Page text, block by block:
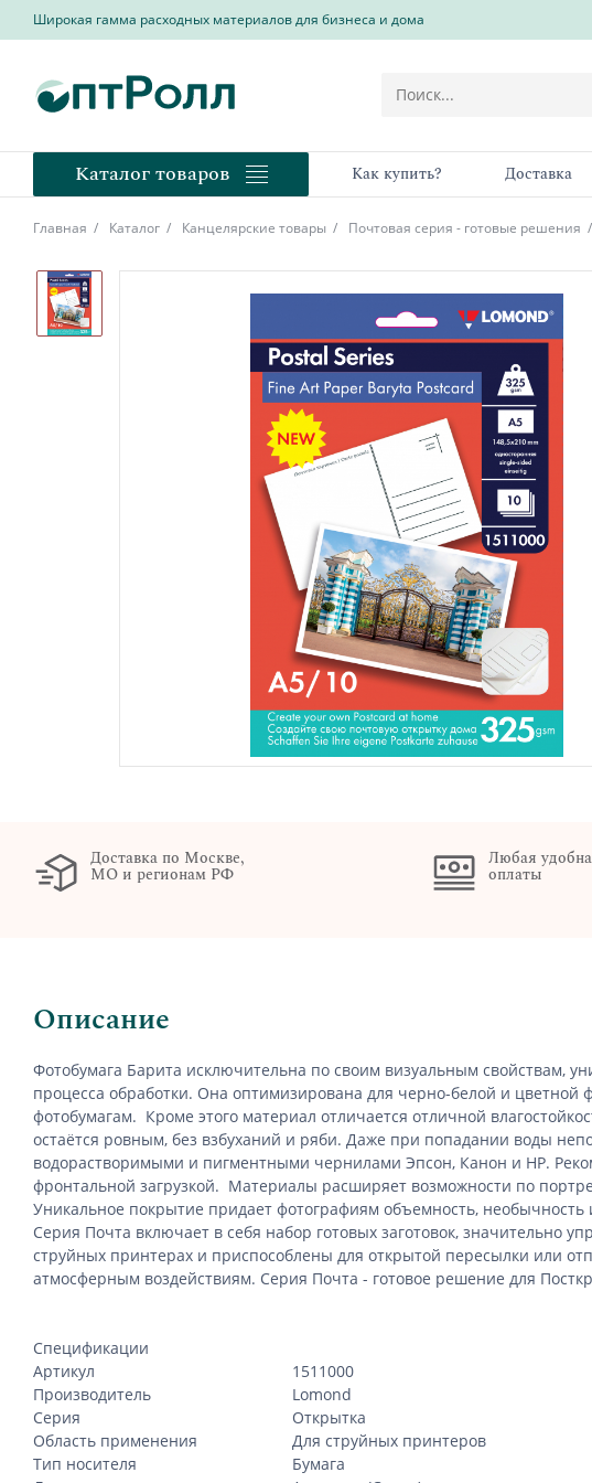
Широкая гамма расходных материалов для бизнеса и дома
Каталог товаров Как купить? Доставка
Главная Каталог Канцелярские товары Почтовая серия - готовые решения
Доставка по Москве,
МО и регионам РФ
Любая
оплаты
Описание
Фотобумага Барита исключительна по своим визуальным свойствам,
процесса обработки. Она оптимизирована для черно-белой и
фотобумагам. Кроме этого материал отличается отличной
остаётся ровным, без взбуханий и ряби. Даже при попадании воды
водорастворимыми и пигментными чернилами Эпсон, Канон и HP.
фронтальной загрузкой. Материалы расширяет возможности по
Уникальное покрытие придает фотографиям объемность, необычность
Серия Почта включает в себя набор готовых заготовок, значительно
струйных принтерах и приспособлены для открытой пересылки или
атмосферным воздействиям. Серия Почта - готовое решение для
Спецификации
Артикул
1511000
Производитель
Lomond
Серия
Открытка
Область применения
Для струйных принтеров
Тип носителя
Бумага